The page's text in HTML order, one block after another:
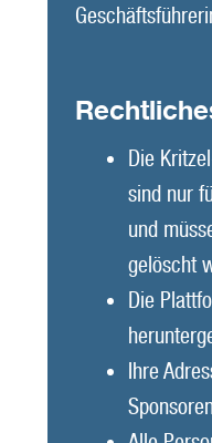
Die
sind nur
und
gelöscht
Die
Ihre